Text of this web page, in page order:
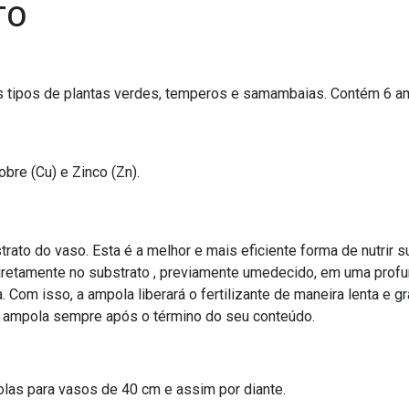
de plantas verdes, temperos e samambaias. Contém 6
(Cu) e Zinco (Zn).
do vaso. Esta é a melhor e mais eficiente forma de nutrir
no substrato , previamente umedecido, em uma
Com isso, a ampola liberará o fertilizante de maneira lenta e
sempre após o término do seu conteúdo.
para vasos de 40 cm e assim por diante.